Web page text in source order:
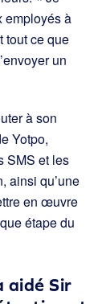
employés à
tout ce que
un
à son
Yotpo,
SMS et les
ainsi qu’une
en œuvre
étape du
aidé Sir